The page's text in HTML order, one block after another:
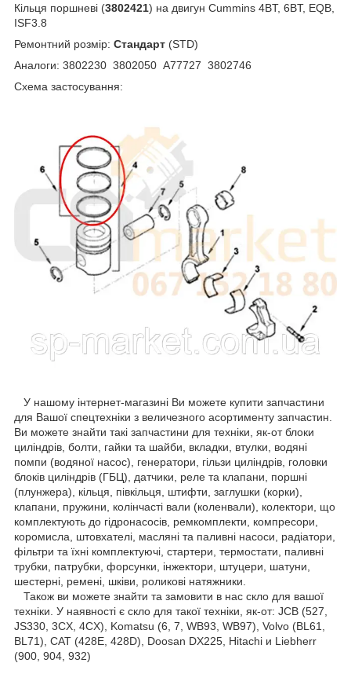
Кільця поршневі (3802421) на двигун Cummins 4BT, 6BT, EQB,
ISF3.8
Ремонтний розмір: Стандарт (STD)
Аналоги: 3802230 3802050 A77727 3802746
Схема застосування:
У нашому інтернет-магазині Ви можете купити запчастини
для Вашої спецтехніки з величезного асортименту запчастин.
Ви можете знайти такі запчастини для техніки, як-от блоки
циліндрів, болти, гайки та шайби, вкладки, втулки, водяні
помпи (водяної насос), генератори, гільзи циліндрів, головки
блоків циліндрів (ГБЦ), датчики, реле та клапани, поршні
(плунжера), кільця, півкільця, штифти, заглушки (корки),
клапани, пружини, колінчасті вали (коленвали), колектори, що
комплектують до гідронасосів, ремкомплекти, компресори,
коромисла, штовхателі, масляні та паливні насоси, радіатори,
фільтри та їхні комплектуючі, стартери, термостати, паливні
трубки, патрубки, форсунки, інжектори, штуцери, шатуни,
шестерні, ремені, шківи, роликові натяжники.
Також ви можете знайти та замовити в нас скло для вашої
техніки. У наявності є скло для такої техніки, як-от: JCB (527,
JS330, 3CX, 4CX), Komatsu (6, 7, WB93, WB97), Volvo (BL61,
BL71), CAT (428E, 428D), Doosan DX225, Hitachi и Liebherr
(900, 904, 932)